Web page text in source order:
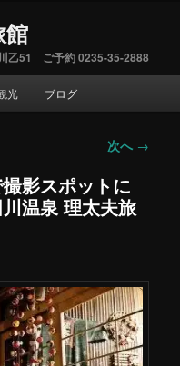
館
乙51 ご予約 0235-35-2888
光 ブログ
次へ →
影スポットに
川温泉 理太夫旅